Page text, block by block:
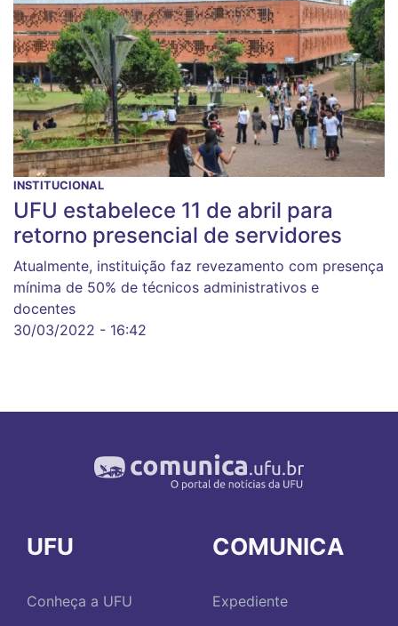
INSTITUCIONAL
UFU estabelece 11 de abril para
retorno presencial de servidores
Atualmente, instituição faz revezamento com presença
mínima de 50% de técnicos administrativos e
docentes
30/03/2022 - 16:42
UFU
Conheça a UFU
COMUNICA
Expediente